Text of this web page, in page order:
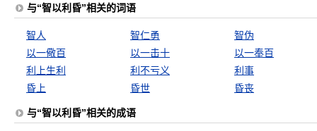
与“智以利昏”相关的词语
智人 智仁勇
智伪
以一儆百
以一击十
以一奉百
利上生利
利不亏义
利事
昏上
昏世 昏丧
与“智以利昏”相关的成语